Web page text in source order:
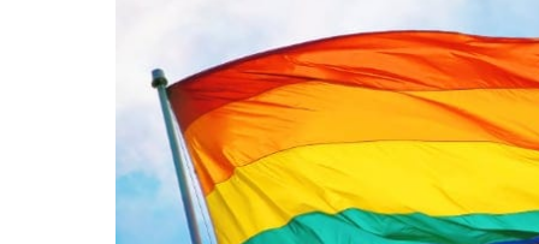
Politica
Fuor di